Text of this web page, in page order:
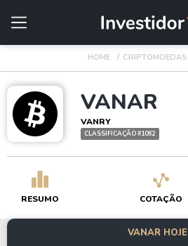
HOME CRIPTOMOEDAS
VANAR
VANRY
CLASSIFICAÇÃO #1062
RESUMO COTAÇÃO
VANAR HOJE